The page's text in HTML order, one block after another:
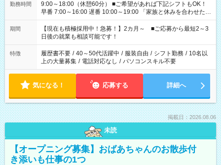
勤務時間
9:00～18:00（休憩60分） ■ご希望があれば下記シフトもOK！
早番 7:00～16:00 遅番 10:00～19:00 「家族と休みを合わせた
い」 「余裕を持って夕飯の準備がしたい」 「できれば残業はし
たくない」 など、ご希望を教えてくださいね。 ※Wワーク希望
の方へ 今ご覧のお仕事で希望する勤務時間と、もう1つのお仕事
の勤務時間。 合計で週40時間を超える場合は応募できません。
期間
【現在も積極採用中！急募！】2カ月～ ■ご応募から最短2～3
日後の就業も相談可能です！
特徴 履歴書不要 / 40～50代活躍中 / 服装自由 / シフト勤務 / 10名以
上の大量募集 / 電話対応なし / パソコンスキル不要
気になる！ 応募する 詳細へ
掲載日：2026.08.06
未読
【オープニング募集】おばあちゃんのお散歩付
き添いも仕事の1つ